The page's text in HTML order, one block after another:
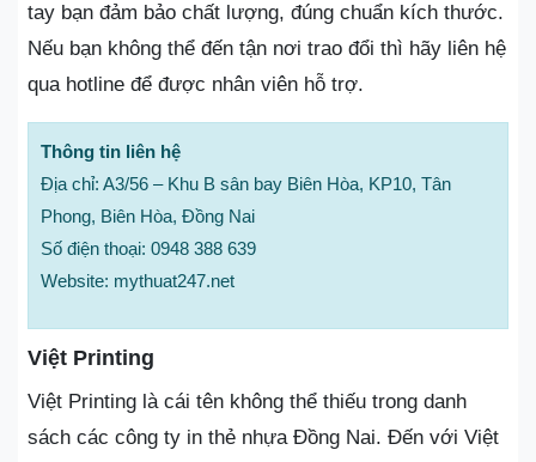
tay bạn đảm bảo chất lượng, đúng chuẩn kích thước.
Nếu bạn không thể đến tận nơi trao đổi thì hãy liên hệ
qua hotline để được nhân viên hỗ trợ.
Thông tin liên hệ
Địa chỉ: A3/56 – Khu B sân bay Biên Hòa, KP10, Tân
Phong, Biên Hòa, Đồng Nai
Số điện thoại: 0948 388 639
Website: mythuat247.net
Việt Printing
Việt Printing là cái tên không thể thiếu trong danh
sách các công ty in thẻ nhựa Đồng Nai. Đến với Việt